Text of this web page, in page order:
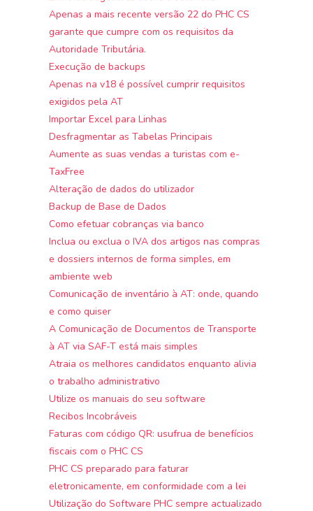
Apenas a mais recente versão 22 do PHC CS
garante que cumpre com os requisitos da
Autoridade Tributária.
Execução de backups
Apenas na v18 é possível cumprir requisitos
exigidos pela AT
Importar Excel para Linhas
Desfragmentar as Tabelas Principais
Aumente as suas vendas a turistas com e-
TaxFree
Alteração de dados do utilizador
Backup de Base de Dados
Como efetuar cobranças via banco
Inclua ou exclua o IVA dos artigos nas compras
e dossiers internos de forma simples, em
ambiente web
Comunicação de inventário à AT: onde, quando
e como quiser
A Comunicação de Documentos de Transporte
à AT via SAF-T está mais simples
Atraia os melhores candidatos enquanto alivia
o trabalho administrativo
Utilize os manuais do seu software
Recibos Incobráveis
Faturas com código QR: usufrua de benefícios
fiscais com o PHC CS
PHC CS preparado para faturar
eletronicamente, em conformidade com a lei
Utilização do Software PHC sempre actualizado